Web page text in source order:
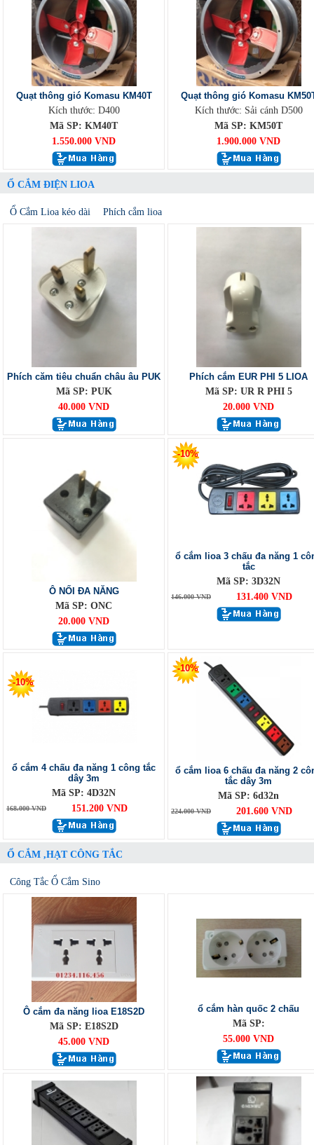
Quạt thông gió Komasu KM40T
Kích thước: D400
Mã SP: KM40T
1.550.000 VND
Quạt thông gió Komasu
Kích thước: Sải cánh D500
Mã SP: KM50T
1.900.000 VND
Ổ CẮM ĐIỆN LIOA
Ổ Cắm Lioa kéo dài Phích cắm lioa
Phích căm tiêu chuẩn châu âu PUK
Mã SP: PUK
40.000 VND
Phích cắm EUR PHI 5 LIOA
Mã SP: UR R PHI 5
20.000 VND
Ô NỐI ĐA NĂNG
Mã SP: ONC
20.000 VND
-10%
ổ cắm lioa 3 chấu đa năng 1
tắc
Mã SP: 3D32N
146.000 VND 131.400 VND
-10%
ổ cắm 4 chấu đa năng 1 công tắc
dây 3m
Mã SP: 4D32N
168.000 VND 151.200 VND
-10%
ổ cắm lioa 6 chấu đa năng 2
tắc dây 3m
Mã SP: 6d32n
224.000 VND 201.600 VND
Ổ CẮM ,HẠT CÔNG TẮC
Công Tắc Ổ Cắm Sino
Ô cắm đa năng lioa E18S2D
Mã SP: E18S2D
45.000 VND
ổ cắm hàn quốc 2 chấu
Mã SP:
55.000 VND